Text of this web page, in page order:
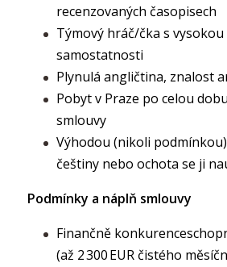
recenzovaných časopisech
Týmový hráč/čka s
samostatnosti
Plynulá angličtina, znalost
Pobyt v Praze po celou
smlouvy
Výhodou (nikoli
češtiny nebo ochota se ji
Podmínky a náplň smlouvy
Finančně
(až 2 300 EUR čistého